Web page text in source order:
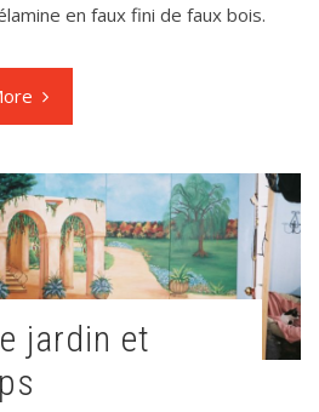
en faux fini de faux bois.